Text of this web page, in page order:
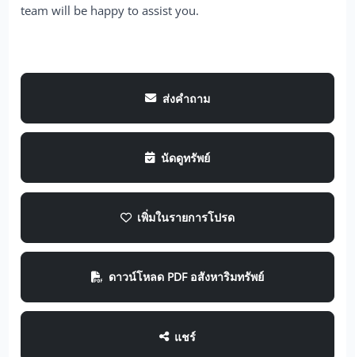
team will be happy to assist you.
ส่งคำถาม
นัดดูทรัพย์
เพิ่มในรายการโปรด
ดาวน์โหลด PDF อสังหาริมทรัพย์
แชร์